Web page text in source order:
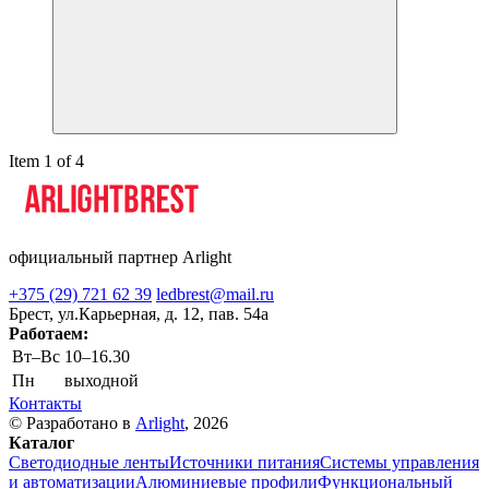
Item 1 of 4
официальный партнер Arlight
+375 (29) 721 62 39 ledbrest@mail.ru
Брест, ул.Карьерная, д. 12, пав. 54а
Работаем:
Вт–Вс 10–16.30
Пн
выходной
Контакты
© Разработано в Arlight, 2026
Каталог
Светодиодные лентыИсточники питанияСистемы управления
и автоматизацииАлюминиевые профилиФункциональный